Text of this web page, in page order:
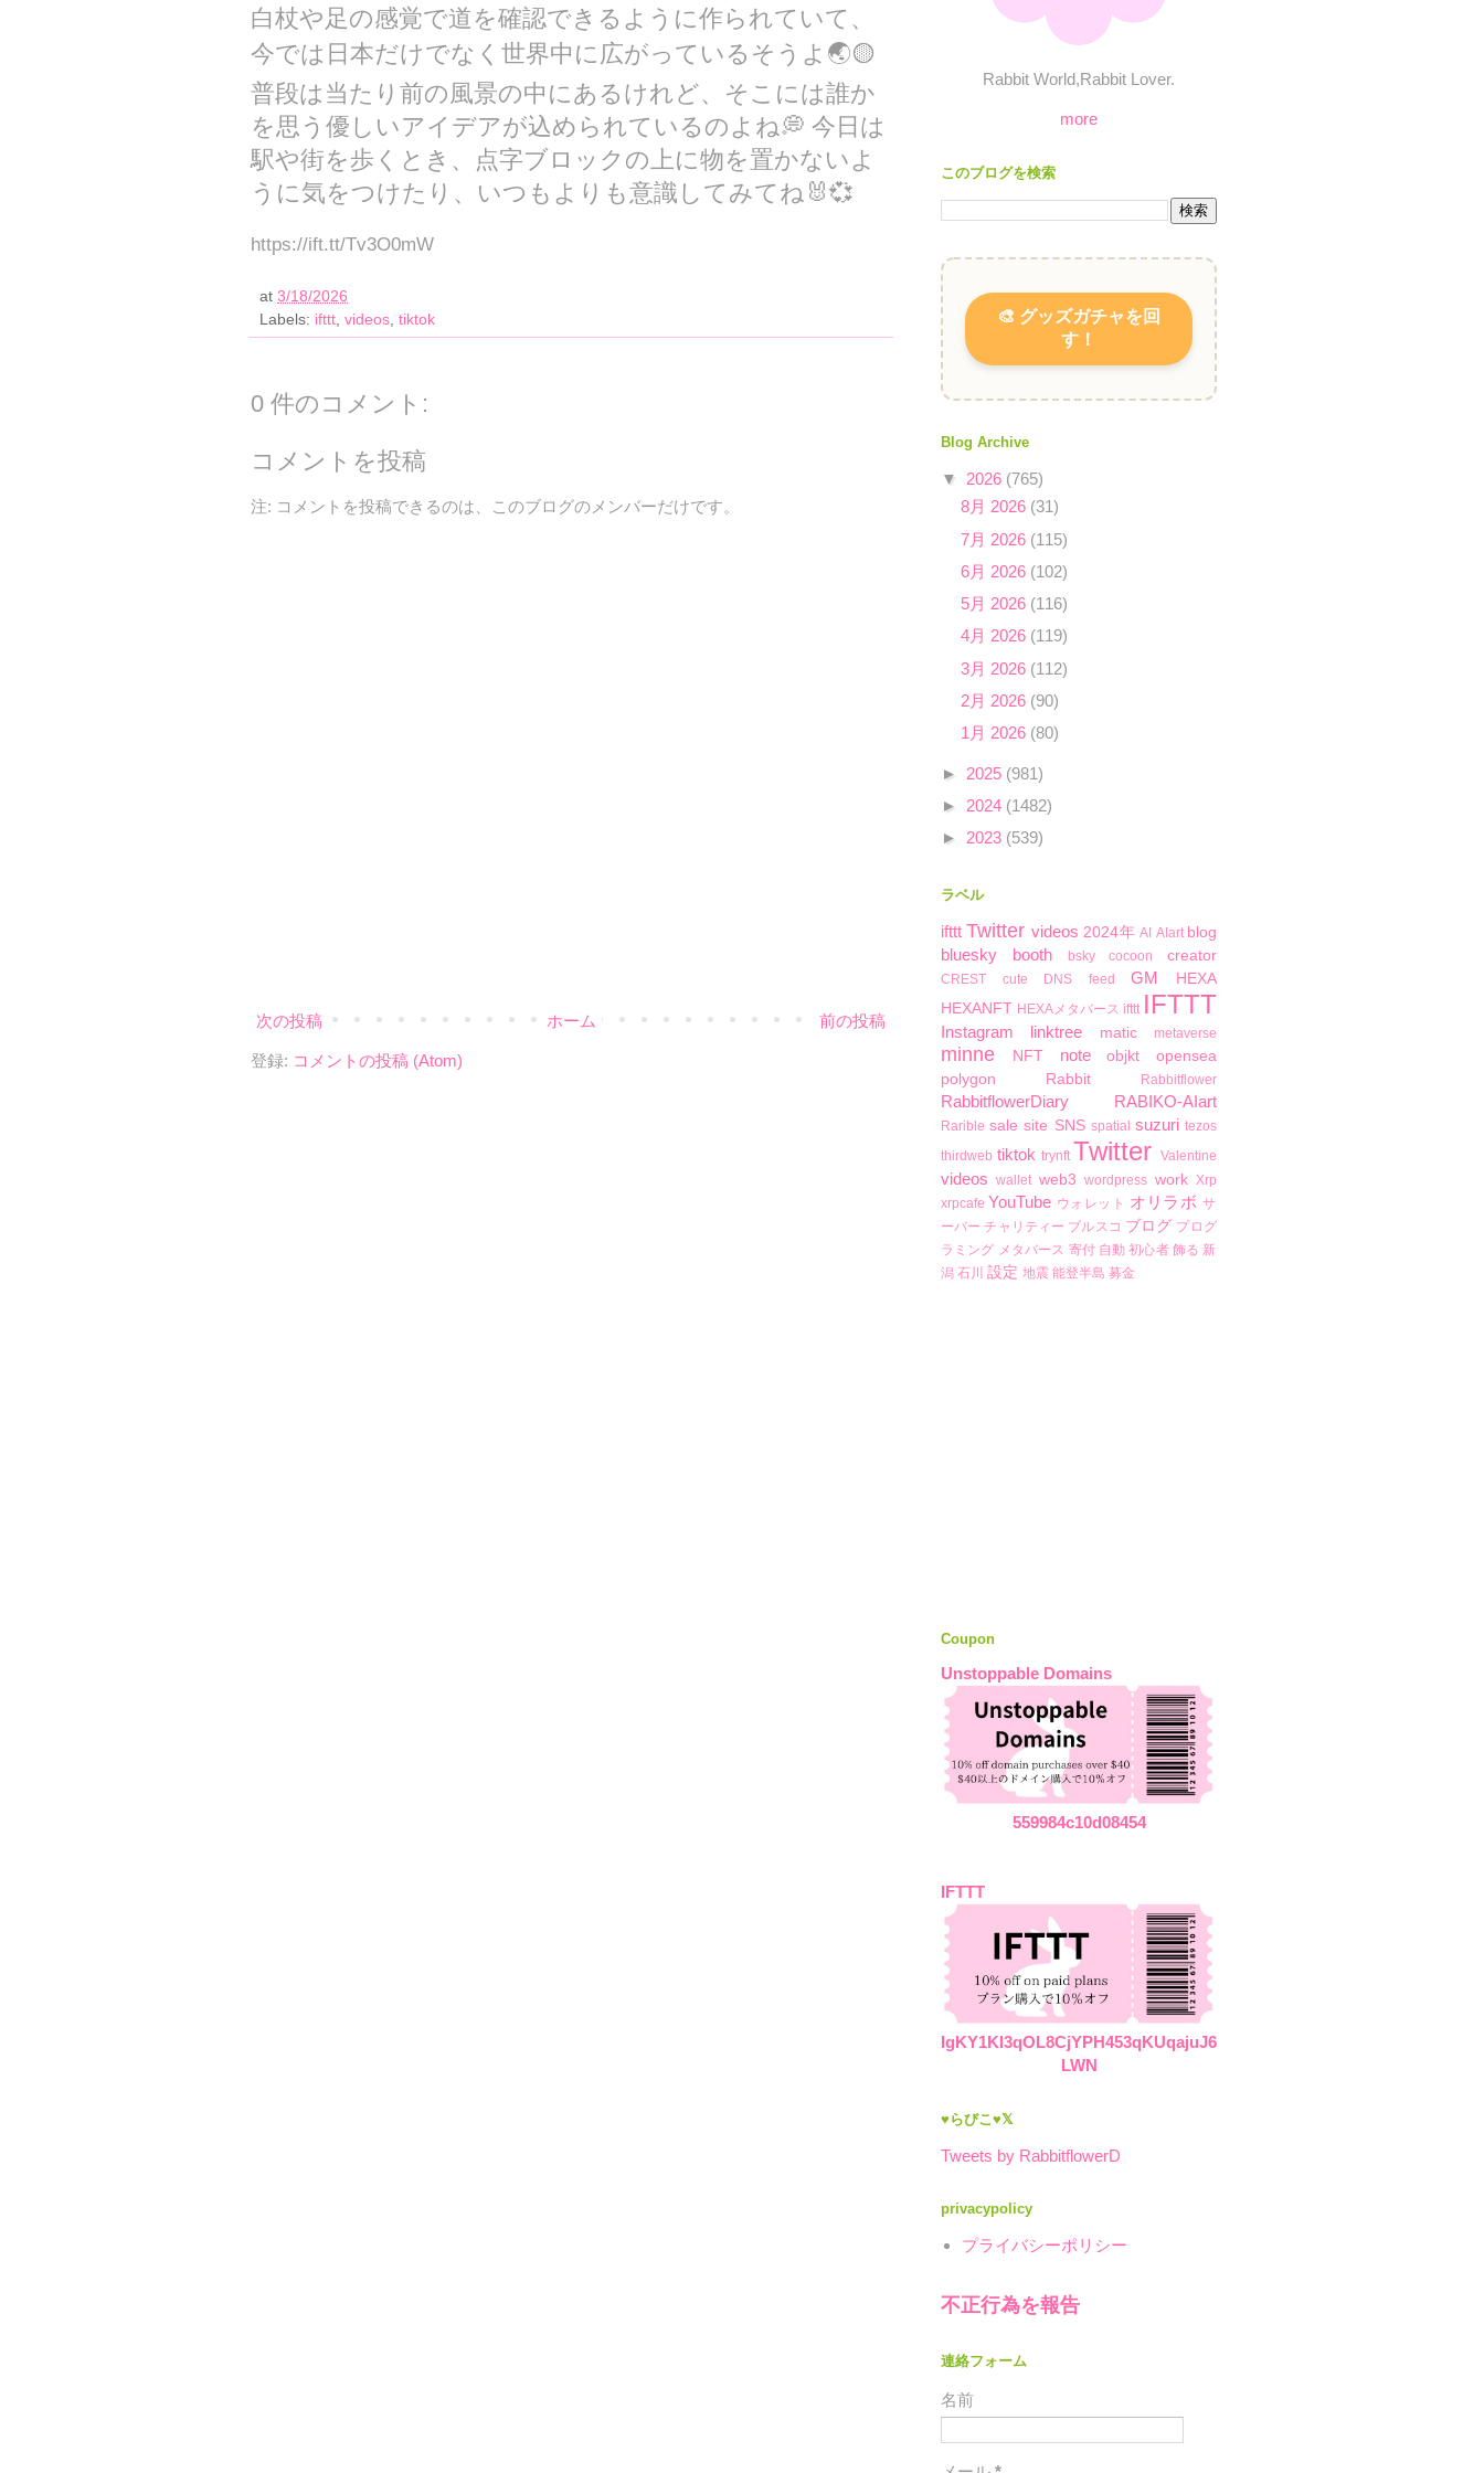
白杖や足の感覚で道を確認できるように作られていて、
今では日本だけでなく世界中に広がっているそうよ🌏🟡
普段は当たり前の風景の中にあるけれど、そこには誰か
を思う優しいアイデアが込められているのよね💭 今日は
駅や街を歩くとき、点字ブロックの上に物を置かないよ
うに気をつけたり、いつもよりも意識してみてね🐰💞
https://ift.tt/Tv3O0mW
at 3/18/2026
Labels: ifttt videos tiktok
0 件のコメント:
コメントを投稿
注: コメントを投稿できるのは、このブログのメンバーだけです。
次の投稿 前の投稿
ホーム
登録: コメントの投稿 (Atom)
Rabbit World,Rabbit Lover.
more
このブログを検索
🎨 グッズガチャを回
す！
Blog Archive
▼ 2026 (765)
8月 2026 (31)
7月 2026 (115)
6月 2026 (102)
5月 2026 (116)
4月 2026 (119)
3月 2026 (112)
2月 2026 (90)
1月 2026 (80)
► 2025 (981)
► 2024 (1482)
► 2023 (539)
ラベル
ifttt Twitter videos 2024年 AI AIart blog
bluesky booth bsky cocoon creator
CREST cute DNS feed GM
HEXA
HEXANFT HEXAメタバース ifttt IFTTT
Instagram linktree matic metaverse
minne NFT note objkt
opensea
polygon
Rabbit Rabbitflower
RabbitflowerDiary RABIKO-AIart
Rarible sale site SNS spatial suzuri tezos
thirdweb tiktok trynft Twitter Valentine
videos wallet web3 wordpress work Xrp
xrpcafe YouTube ウォレット オリラボ サ
ーバー チャリティー ブルスコ ブログ プログ
ラミング メタバース 寄付 自動 初心者 飾る 新
潟 石川 設定 地震 能登半島 募金
Coupon
Unstoppable Domains
559984c10d08454
IFTTT
IgKY1KI3qOL8CjYPH453qKUqajuJ6
LWN
♥らびこ♥𝕏
Tweets by RabbitflowerD
privacypolicy
プライバシーポリシー
不正行為を報告
連絡フォーム
名前